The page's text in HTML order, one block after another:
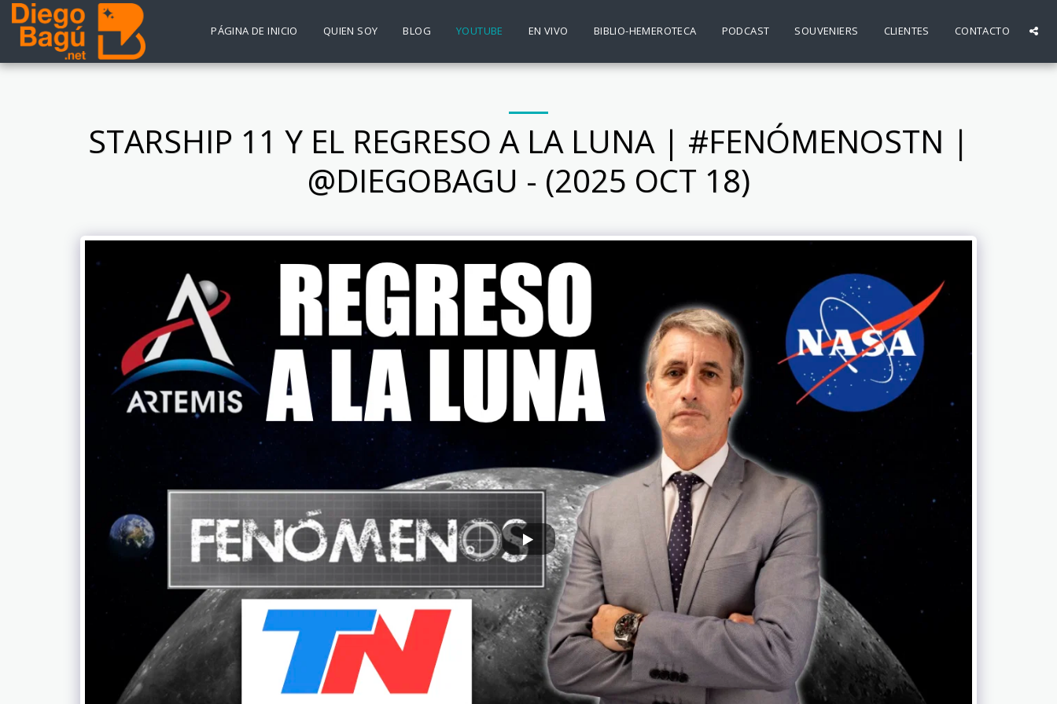
PÁGINA DE INICIO QUIEN SOY BLOG YOUTUBE EN VIVO BIBLIO-HEMEROTECA PODCAST SOUVENIERS CLIENTES CONTACTO
STARSHIP 11 Y EL REGRESO A LA LUNA | #FENÓMENOSTN |
@DIEGOBAGU ​- (2025 OCT 18)